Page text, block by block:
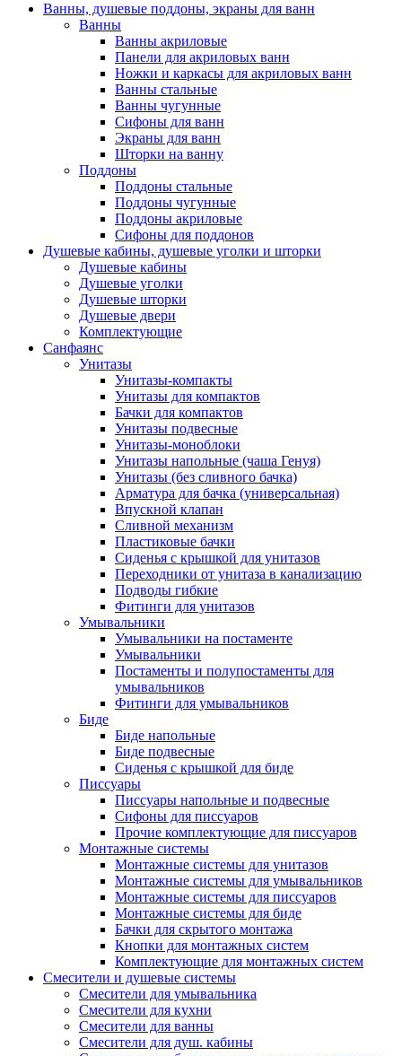
Ванны, душевые поддоны, экраны для ванн
Ванны
Ванны акриловые
Панели для акриловых ванн
Ножки и каркасы для акриловых ванн
Ванны стальные
Ванны чугунные
Сифоны для ванн
Экраны для ванн
Шторки на ванну
Поддоны
Поддоны стальные
Поддоны чугунные
Поддоны акриловые
Сифоны для поддонов
Душевые кабины, душевые уголки и шторки
Душевые кабины
Душевые уголки
Душевые шторки
Душевые двери
Комплектующие
Санфаянс
Унитазы
Унитазы-компакты
Унитазы для компактов
Бачки для компактов
Унитазы подвесные
Унитазы-моноблоки
Унитазы напольные (чаша Генуя)
Унитазы (без сливного бачка)
Арматура для бачка (универсальная)
Впускной клапан
Сливной механизм
Пластиковые бачки
Сиденья с крышкой для унитазов
Переходники от унитаза в канализацию
Подводы гибкие
Фитинги для унитазов
Умывальники
Умывальники на постаменте
Умывальники
Постаменты и полупостаменты для
умывальников
Фитинги для умывальников
Биде
Биде напольные
Биде подвесные
Сиденья с крышкой для биде
Писсуары
Писсуары напольные и подвесные
Сифоны для писсуаров
Прочие комплектующие для писсуаров
Монтажные системы
Монтажные системы для унитазов
Монтажные системы для умывальников
Монтажные системы для писсуаров
Монтажные системы для биде
Бачки для скрытого монтажа
Кнопки для монтажных систем
Комплектующие для монтажных систем
Смесители и душевые системы
Смесители для умывальника
Смесители для кухни
Смесители для ванны
Смесители для душ. кабины